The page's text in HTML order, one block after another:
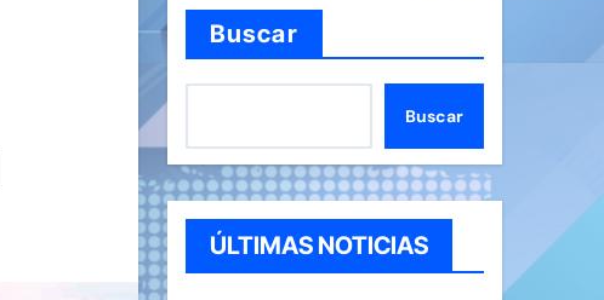
Buscar
Buscar
ÚLTIMAS NOTICIAS